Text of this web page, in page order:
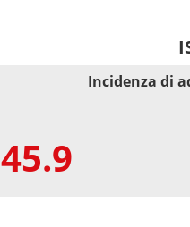
45.9
Incidenza di